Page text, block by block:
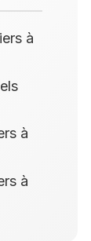
à
à
à